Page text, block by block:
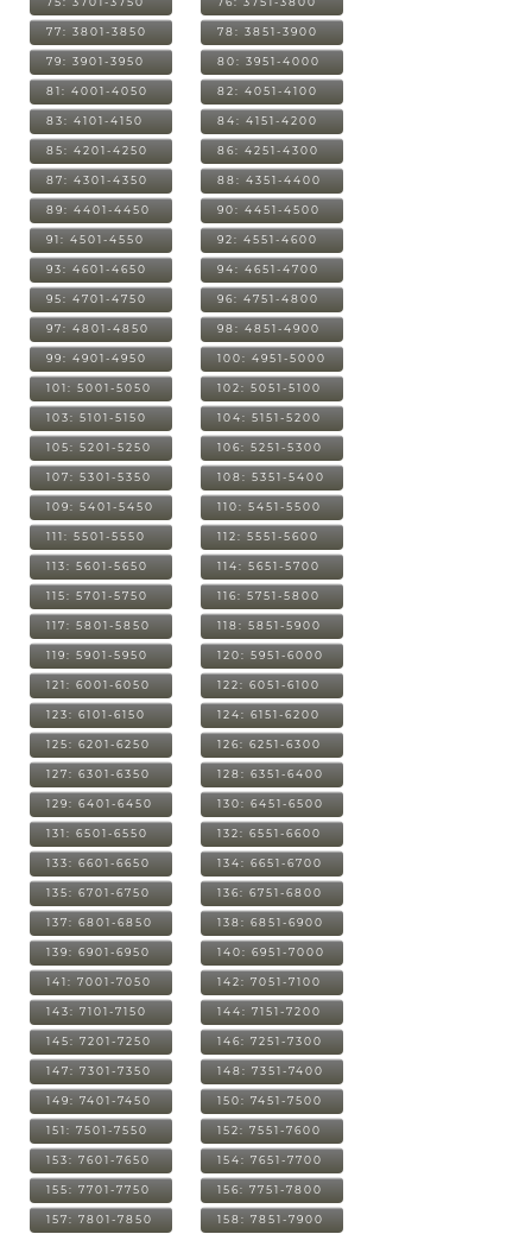
77: 3801-3850 78: 3851-3900
79: 3901-3950 80: 3951-4000
81: 4001-4050 82: 4051-4100
83: 4101-4150 84: 4151-4200
85: 4201-4250 86: 4251-4300
87: 4301-4350 88: 4351-4400
89: 4401-4450 90: 4451-4500
91: 4501-4550 92: 4551-4600
93: 4601-4650 94: 4651-4700
95: 4701-4750 96: 4751-4800
97: 4801-4850 98: 4851-4900
99: 4901-4950 100: 4951-5000
101: 5001-5050 102: 5051-5100
103: 5101-5150 104: 5151-5200
105: 5201-5250 106: 5251-5300
107: 5301-5350 108: 5351-5400
109: 5401-5450 110: 5451-5500
111: 5501-5550 112: 5551-5600
113: 5601-5650 114: 5651-5700
115: 5701-5750 116: 5751-5800
117: 5801-5850 118: 5851-5900
119: 5901-5950 120: 5951-6000
121: 6001-6050 122: 6051-6100
123: 6101-6150 124: 6151-6200
125: 6201-6250 126: 6251-6300
127: 6301-6350 128: 6351-6400
129: 6401-6450 130: 6451-6500
131: 6501-6550 132: 6551-6600
133: 6601-6650 134: 6651-6700
135: 6701-6750 136: 6751-6800
137: 6801-6850 138: 6851-6900
139: 6901-6950 140: 6951-7000
141: 7001-7050 142: 7051-7100
143: 7101-7150 144: 7151-7200
145: 7201-7250 146: 7251-7300
147: 7301-7350 148: 7351-7400
149: 7401-7450 150: 7451-7500
151: 7501-7550 152: 7551-7600
153: 7601-7650 154: 7651-7700
155: 7701-7750 156: 7751-7800
157: 7801-7850 158: 7851-7900